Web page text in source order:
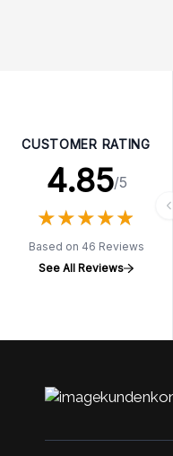
CUSTOMER RATING
4.85/5
★★★★★
★★★★★
Based on 46 Reviews
See All Reviews